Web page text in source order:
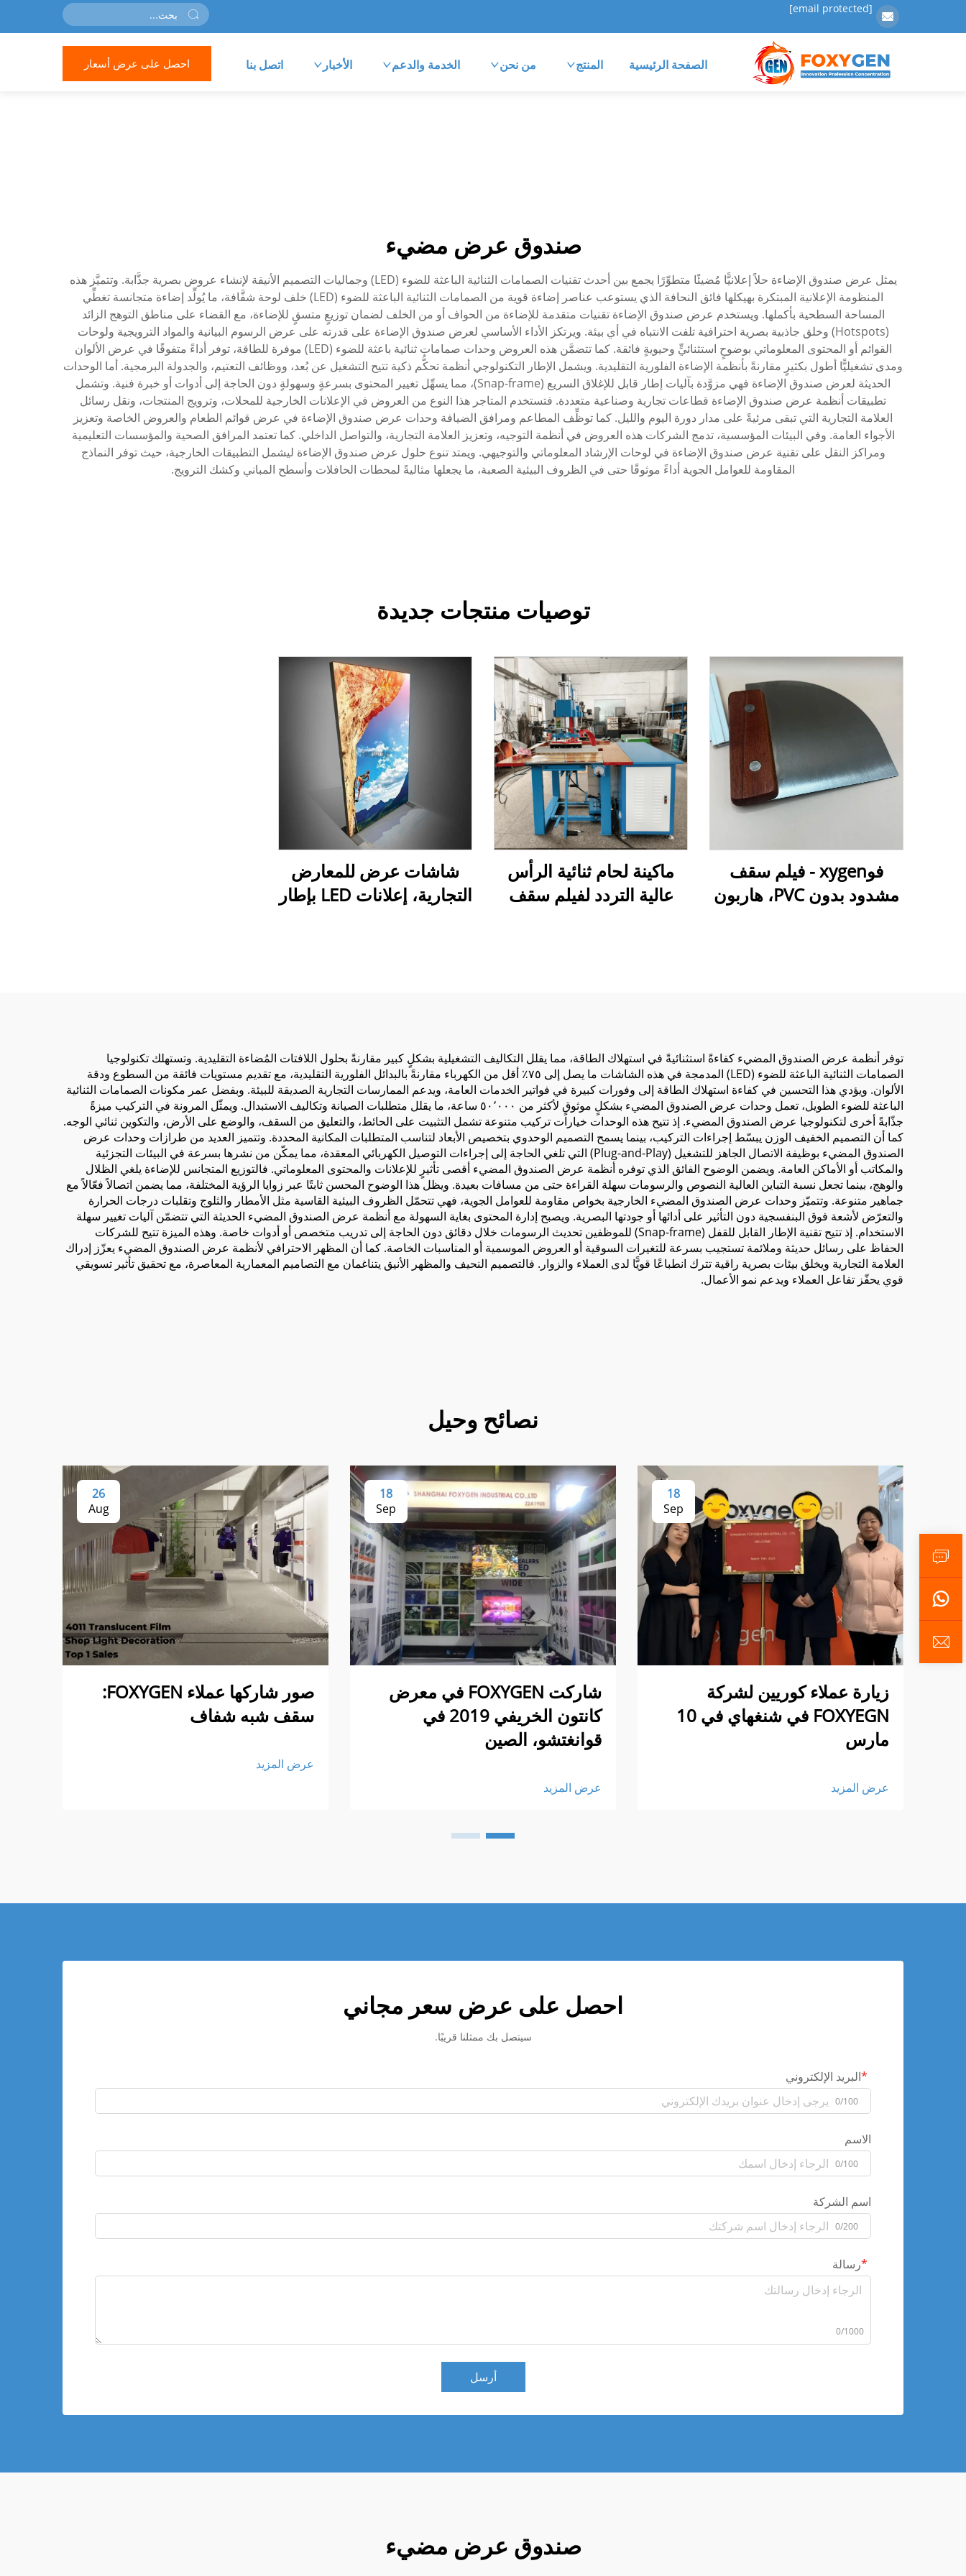
[email protected]
الصفحة الرئيسية المنتج من نحن الخدمة والدعم الأخبار اتصل بنا احصل على عرض أسعار
صندوق عرض مضيء
يمثل عرض صندوق الإضاءة حلاً إعلانيًّا مُضيئًا متطوِّرًا يجمع بين أحدث تقنيات الصمامات الثنائية الباعثة للضوء (LED) وجماليات التصميم الأنيقة لإنشاء عروض بصرية جذَّابة. وتتميَّز هذه
المنظومة الإعلانية المبتكرة بهيكلها فائق النحافة الذي يستوعب عناصر إضاءة قوية من الصمامات الثنائية الباعثة للضوء (LED) خلف لوحة شفَّافة، ما يُولِّد إضاءة متجانسة تغطِّي
المساحة السطحية بأكملها. ويستخدم عرض صندوق الإضاءة تقنيات متقدمة للإضاءة من الحواف أو من الخلف لضمان توزيعٍ متسقٍ للإضاءة، مع القضاء على مناطق التوهج الزائد
(Hotspots) وخلق جاذبية بصرية احترافية تلفت الانتباه في أي بيئة. ويرتكز الأداء الأساسي لعرض صندوق الإضاءة على قدرته على عرض الرسوم البيانية والمواد الترويجية ولوحات
القوائم أو المحتوى المعلوماتي بوضوحٍ استثنائيٍّ وحيويةٍ فائقة. كما تتضمَّن هذه العروض وحدات صمامات ثنائية باعثة للضوء (LED) موفرة للطاقة، توفر أداءً متفوقًا في عرض الألوان
ومدى تشغيليًّا أطول بكثيرٍ مقارنةً بأنظمة الإضاءة الفلورية التقليدية. ويشمل الإطار التكنولوجي أنظمة تحكُّم ذكية تتيح التشغيل عن بُعد، ووظائف التعتيم، والجدولة البرمجية. أما الوحدات
الحديثة لعرض صندوق الإضاءة فهي مزوَّدة بآليات إطار قابل للإغلاق السريع (Snap-frame)، مما يسهِّل تغيير المحتوى بسرعةٍ وسهولةٍ دون الحاجة إلى أدوات أو خبرة فنية. وتشمل
تطبيقات أنظمة عرض صندوق الإضاءة قطاعات تجارية وصناعية متعددة. فتستخدم المتاجر هذا النوع من العروض في الإعلانات الخارجية للمحلات، وترويج المنتجات، ونقل رسائل
العلامة التجارية التي تبقى مرئيةً على مدار دورة اليوم والليل. كما توظِّف المطاعم ومرافق الضيافة وحدات عرض صندوق الإضاءة في عرض قوائم الطعام والعروض الخاصة وتعزيز
الأجواء العامة. وفي البيئات المؤسسية، تدمج الشركات هذه العروض في أنظمة التوجيه، وتعزيز العلامة التجارية، والتواصل الداخلي. كما تعتمد المرافق الصحية والمؤسسات التعليمية
ومراكز النقل على تقنية عرض صندوق الإضاءة في لوحات الإرشاد المعلوماتي والتوجيهي. ويمتد تنوع حلول عرض صندوق الإضاءة ليشمل التطبيقات الخارجية، حيث توفر النماذج
المقاومة للعوامل الجوية أداءً موثوقًا حتى في الظروف البيئية الصعبة، ما يجعلها مثاليةً لمحطات الحافلات وأسطح المباني وكشك الترويج.
توصيات منتجات جديدة
فوxygen - فيلم سقف
مشدود بدون PVC، هاربون
ماكينة لحام ثنائية الرأس
عالية التردد لفيلم سقف
شاشات عرض للمعارض
التجارية، إعلانات LED بإطار
توفر أنظمة عرض الصندوق المضيء كفاءةً استثنائيةً في استهلاك الطاقة، مما يقلل التكاليف التشغيلية بشكلٍ كبير مقارنةً بحلول اللافتات المُضاءة التقليدية. وتستهلك تكنولوجيا
الصمامات الثنائية الباعثة للضوء (LED) المدمجة في هذه الشاشات ما يصل إلى ٧٥٪ أقل من الكهرباء مقارنةً بالبدائل الفلورية التقليدية، مع تقديم مستويات فائقة من السطوع ودقة
الألوان. ويؤدي هذا التحسين في كفاءة استهلاك الطاقة إلى وفورات كبيرة في فواتير الخدمات العامة، ويدعم الممارسات التجارية الصديقة للبيئة. وبفضل عمر مكونات الصمامات الثنائية
الباعثة للضوء الطويل، تعمل وحدات عرض الصندوق المضيء بشكلٍ موثوقٍ لأكثر من ٥٠٬٠٠٠ ساعة، ما يقلل متطلبات الصيانة وتكاليف الاستبدال. ويمثّل المرونة في التركيب ميزةً
جذّابةً أخرى لتكنولوجيا عرض الصندوق المضيء. إذ تتيح هذه الوحدات خيارات تركيب متنوعة تشمل التثبيت على الحائط، والتعليق من السقف، والوضع على الأرض، والتكوين ثنائي الوجه.
كما أن التصميم الخفيف الوزن يبسّط إجراءات التركيب، بينما يسمح التصميم الوحدوي بتخصيص الأبعاد لتناسب المتطلبات المكانية المحددة. وتتميز العديد من طرازات وحدات عرض
الصندوق المضيء بوظيفة الاتصال الجاهز للتشغيل (Plug-and-Play) التي تلغي الحاجة إلى إجراءات التوصيل الكهربائي المعقدة، مما يمكّن من نشرها بسرعة في البيئات التجزئية
والمكاتب أو الأماكن العامة. ويضمن الوضوح الفائق الذي توفره أنظمة عرض الصندوق المضيء أقصى تأثيرٍ للإعلانات والمحتوى المعلوماتي. فالتوزيع المتجانس للإضاءة يلغي الظلال
والوهج، بينما تجعل نسبة التباين العالية النصوص والرسومات سهلة القراءة حتى من مسافات بعيدة. ويظل هذا الوضوح المحسن ثابتًا عبر زوايا الرؤية المختلفة، مما يضمن اتصالاً فعّالاً مع
جماهير متنوعة. وتتميّز وحدات عرض الصندوق المضيء الخارجية بخواص مقاومة للعوامل الجوية، فهي تتحمّل الظروف البيئية القاسية مثل الأمطار والثلوج وتقلبات درجات الحرارة
والتعرّض لأشعة فوق البنفسجية دون التأثير على أدائها أو جودتها البصرية. ويصبح إدارة المحتوى بغاية السهولة مع أنظمة عرض الصندوق المضيء الحديثة التي تتضمّن آليات تغيير سهلة
الاستخدام. إذ تتيح تقنية الإطار القابل للقفل (Snap-frame) للموظفين تحديث الرسومات خلال دقائق دون الحاجة إلى تدريب متخصص أو أدوات خاصة. وهذه الميزة تتيح للشركات
الحفاظ على رسائل حديثة وملائمة تستجيب بسرعة للتغيرات السوقية أو العروض الموسمية أو المناسبات الخاصة. كما أن المظهر الاحترافي لأنظمة عرض الصندوق المضيء يعزّز إدراك
العلامة التجارية ويخلق بيئات بصرية راقية تترك انطباعًا قويًّا لدى العملاء والزوار. فالتصميم النحيف والمظهر الأنيق يتناغمان مع التصاميم المعمارية المعاصرة، مع تحقيق تأثير تسويقي
قوي يحفّز تفاعل العملاء ويدعم نمو الأعمال.
نصائح وحيل
18
Sep
زيارة عملاء كوريين لشركة
FOXYEGN في شنغهاي في 10
مارس
عرض المزيد
18
Sep
شاركت FOXYGEN في معرض
كانتون الخريفي 2019 في
قوانغتشو، الصين
عرض المزيد
26
Aug
صور شاركها عملاء FOXYGEN:
سقف شبه شفاف
عرض المزيد
احصل على عرض سعر مجاني
سيتصل بك ممثلنا قريبًا.
البريد الإلكتروني
0/100
الاسم
0/100
اسم الشركة
0/200
رسالة
0/1000
أرسل
صندوق عرض مضيء